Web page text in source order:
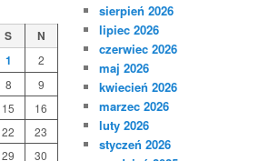
S
N
1
2
8
9
15
16
22
23
29
30
sierpień 2026
lipiec 2026
czerwiec 2026
maj 2026
kwiecień 2026
marzec 2026
luty 2026
styczeń 2026